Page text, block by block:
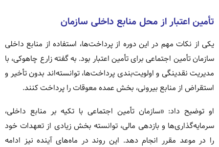
تأمین اعتبار از محل منابع داخلی سازمان
یکی از نکات مهم در این دوره از پرداخت‌ها، استفاده از منابع داخلی
سازمان تأمین اجتماعی برای تأمین اعتبار بود. به گفته زارع چاهوکی، با
مدیریت نقدینگی و اولویت‌بندی پرداخت‌ها، توانسته‌اند بدون تأخیر و
استقراض از منابع بیرونی، بخش عمده معوقات را پرداخت کنند.
او توضیح داد: «سازمان تأمین اجتماعی با تکیه بر منابع داخلی،
سرمایه‌گذاری‌ها و بازدهی مالی، توانسته بخش زیادی از تعهدات خود
را در موعد مقرر انجام دهد. این روند در ماه‌های آینده نیز ادامه